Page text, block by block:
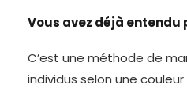
Vous avez déjà entendu
C’est une méthode de
individus selon une